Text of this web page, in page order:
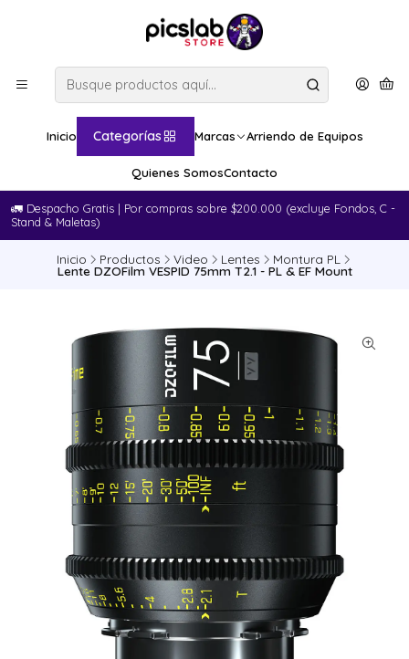
Inicio Categorías Marcas Arriendo de Equipos
Quienes SomosContacto
🚛​ Despacho Gratis | Por compras sobre $200.000 (excluye Fondos, C -
Stand & Maletas)
Inicio Productos Video Lentes Montura PL
Lente DZOFilm VESPID 75mm T2.1 - PL & EF Mount